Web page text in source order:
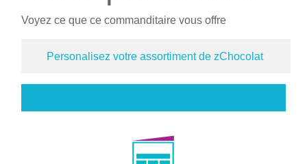
Voyez ce que ce commanditaire vous offre
Personalisez votre assortiment de zChocolat